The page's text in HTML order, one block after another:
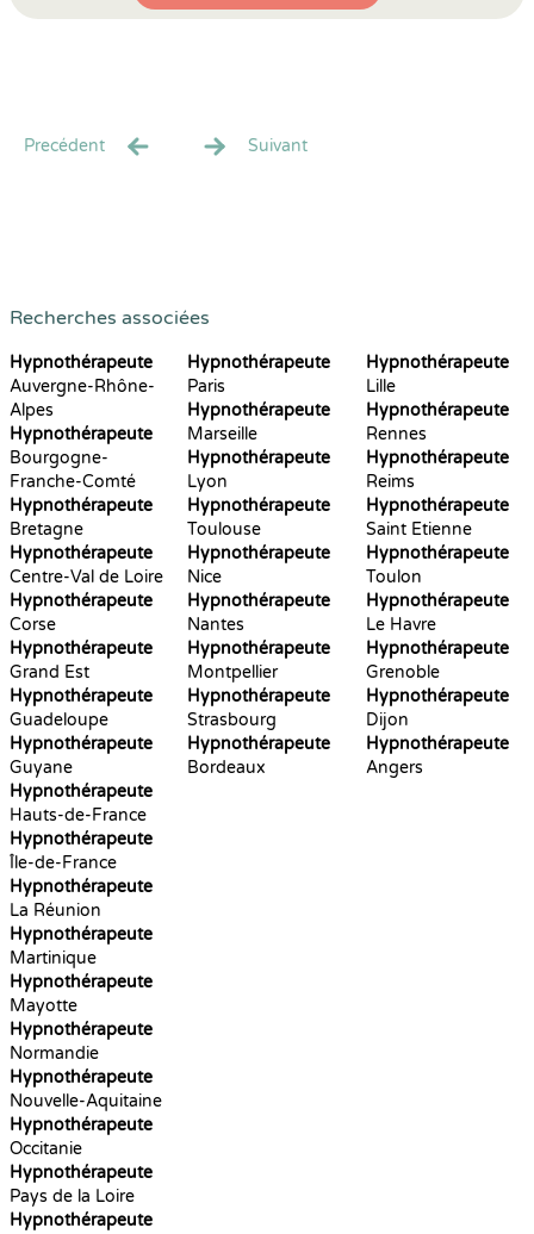
Precédent Suivant
Recherches associées
Hypnothérapeute
Auvergne-Rhône-
Alpes
Hypnothérapeute
Bourgogne-
Franche-Comté
Hypnothérapeute
Bretagne
Hypnothérapeute
Centre-Val de Loire
Hypnothérapeute
Corse
Hypnothérapeute
Grand Est
Hypnothérapeute
Guadeloupe
Hypnothérapeute
Guyane
Hypnothérapeute
Hauts-de-France
Hypnothérapeute
Île-de-France
Hypnothérapeute
La Réunion
Hypnothérapeute
Martinique
Hypnothérapeute
Mayotte
Hypnothérapeute
Normandie
Hypnothérapeute
Nouvelle-Aquitaine
Hypnothérapeute
Occitanie
Hypnothérapeute
Pays de la Loire
Hypnothérapeute
Hypnothérapeute
Paris
Hypnothérapeute
Marseille
Hypnothérapeute
Lyon
Hypnothérapeute
Toulouse
Hypnothérapeute
Nice
Hypnothérapeute
Nantes
Hypnothérapeute
Montpellier
Hypnothérapeute
Strasbourg
Hypnothérapeute
Bordeaux
Hypnothérapeute
Lille
Hypnothérapeute
Rennes
Hypnothérapeute
Reims
Hypnothérapeute
Saint Etienne
Hypnothérapeute
Toulon
Hypnothérapeute
Le Havre
Hypnothérapeute
Grenoble
Hypnothérapeute
Dijon
Hypnothérapeute
Angers